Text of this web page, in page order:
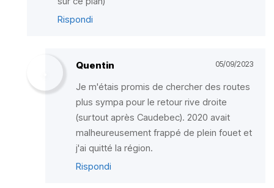
Rispondi
Quentin 05/09/2023
Je m'étais promis de chercher des routes
plus sympa pour le retour rive droite
(surtout après Caudebec). 2020 avait
malheureusement frappé de plein fouet et
j'ai quitté la région.
Rispondi